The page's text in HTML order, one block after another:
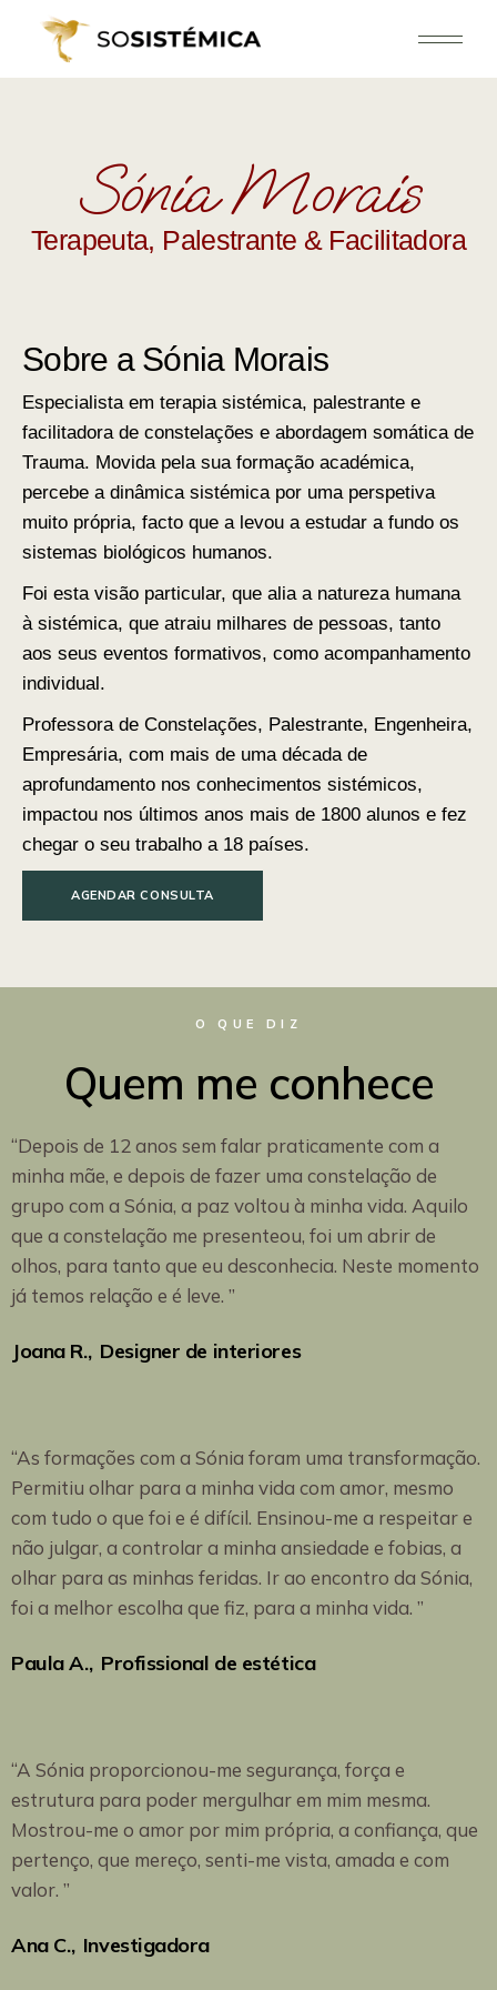
Sónia Morais
Terapeuta, Palestrante & Facilitadora
Sobre a Sónia Morais
Especialista em terapia sistémica, palestrante e
facilitadora de constelações e abordagem somática de
Trauma. Movida pela sua formação académica,
percebe a dinâmica sistémica por uma perspetiva
muito própria, facto que a levou a estudar a fundo os
sistemas biológicos humanos.
Foi esta visão particular, que alia a natureza humana
à sistémica, que atraiu milhares de pessoas, tanto
aos seus eventos formativos, como acompanhamento
individual.
Professora de Constelações, Palestrante, Engenheira,
Empresária, com mais de uma década de
aprofundamento nos conhecimentos sistémicos,
impactou nos últimos anos mais de 1800 alunos e fez
chegar o seu trabalho a 18 países.
AGENDAR CONSULTA
O QUE DIZ
Quem me conhece
“Depois de 12 anos sem falar praticamente com a
minha mãe, e depois de fazer uma constelação de
grupo com a Sónia, a paz voltou à minha vida. Aquilo
que a constelação me presenteou, foi um abrir de
olhos, para tanto que eu desconhecia. Neste momento
já temos relação e é leve. ”
Joana R. Designer de interiores
“As formações com a Sónia foram uma transformação.
Permitiu olhar para a minha vida com amor, mesmo
com tudo o que foi e é difícil. Ensinou-me a respeitar e
não julgar, a controlar a minha ansiedade e fobias, a
olhar para as minhas feridas. Ir ao encontro da Sónia,
foi a melhor escolha que fiz, para a minha vida. ”
Paula A. Profissional de estética
“A Sónia proporcionou-me segurança, força e
estrutura para poder mergulhar em mim mesma.
Mostrou-me o amor por mim própria, a confiança, que
pertenço, que mereço, senti-me vista, amada e com
valor. ”
Ana C. Investigadora